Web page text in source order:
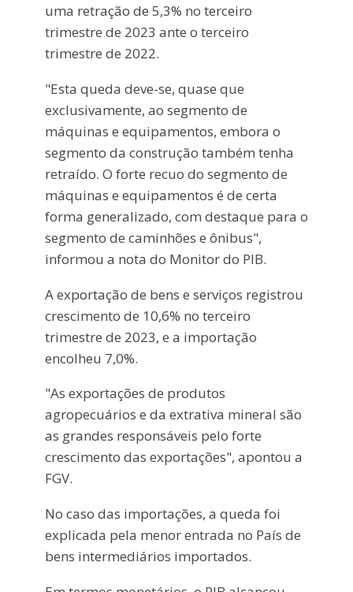
uma retração de 5,3% no terceiro
trimestre de 2023 ante o terceiro
trimestre de 2022.
"Esta queda deve-se, quase que
exclusivamente, ao segmento de
máquinas e equipamentos, embora o
segmento da construção também tenha
retraído. O forte recuo do segmento de
máquinas e equipamentos é de certa
forma generalizado, com destaque para o
segmento de caminhões e ônibus",
informou a nota do Monitor do PIB.
A exportação de bens e serviços registrou
crescimento de 10,6% no terceiro
trimestre de 2023, e a importação
encolheu 7,0%.
"As exportações de produtos
agropecuários e da extrativa mineral são
as grandes responsáveis pelo forte
crescimento das exportações", apontou a
FGV.
No caso das importações, a queda foi
explicada pela menor entrada no País de
bens intermediários importados.